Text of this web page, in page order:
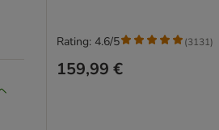
159,99 €
Rating: 4.6/5 (3131)